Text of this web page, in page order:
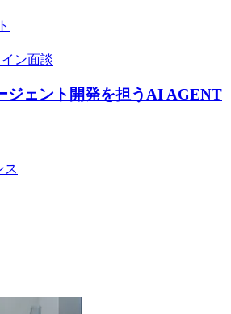
ン面談
ジェント開発を担うAI AGENT
ス